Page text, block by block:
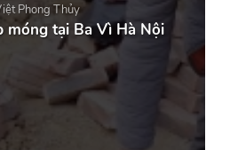
Phong Thủy
móng tại Ba Vì Hà Nội